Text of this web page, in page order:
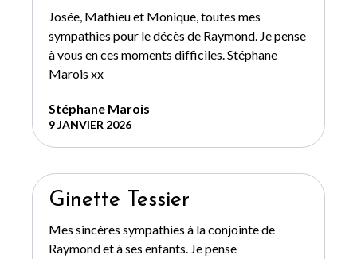
Josée, Mathieu et Monique, toutes mes
sympathies pour le décès de Raymond. Je pense
à vous en ces moments difficiles. Stéphane
Marois xx
Stéphane Marois
9 JANVIER 2026
Ginette Tessier
Mes sincères sympathies à la conjointe de
Raymond et à ses enfants. Je pense